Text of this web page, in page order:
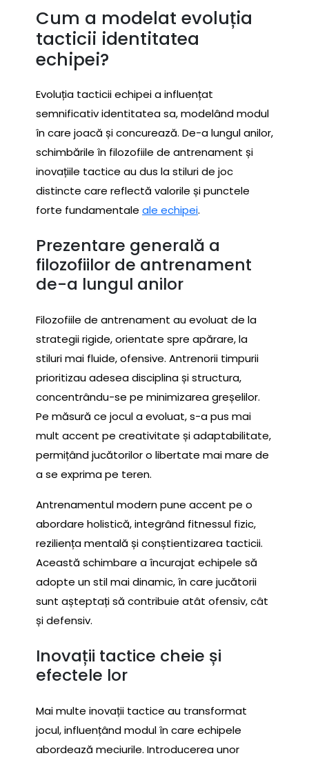
Cum a modelat evoluția
tacticii identitatea
echipei?
Evoluția tacticii echipei a influențat
semnificativ identitatea sa, modelând modul
în care joacă și concurează. De-a lungul anilor,
schimbările în filozofiile de antrenament și
inovațiile tactice au dus la stiluri de joc
distincte care reflectă valorile și punctele
forte fundamentale ale echipei.
Prezentare generală a
filozofiilor de antrenament
de-a lungul anilor
Filozofiile de antrenament au evoluat de la
strategii rigide, orientate spre apărare, la
stiluri mai fluide, ofensive. Antrenorii timpurii
prioritizau adesea disciplina și structura,
concentrându-se pe minimizarea greșelilor.
Pe măsură ce jocul a evoluat, s-a pus mai
mult accent pe creativitate și adaptabilitate,
permițând jucătorilor o libertate mai mare de
a se exprima pe teren.
Antrenamentul modern pune accent pe o
abordare holistică, integrând fitnessul fizic,
reziliența mentală și conștientizarea tacticii.
Această schimbare a încurajat echipele să
adopte un stil mai dinamic, în care jucătorii
sunt așteptați să contribuie atât ofensiv, cât
și defensiv.
Inovații tactice cheie și
efectele lor
Mai multe inovații tactice au transformat
jocul, influențând modul în care echipele
abordează meciurile. Introducerea unor